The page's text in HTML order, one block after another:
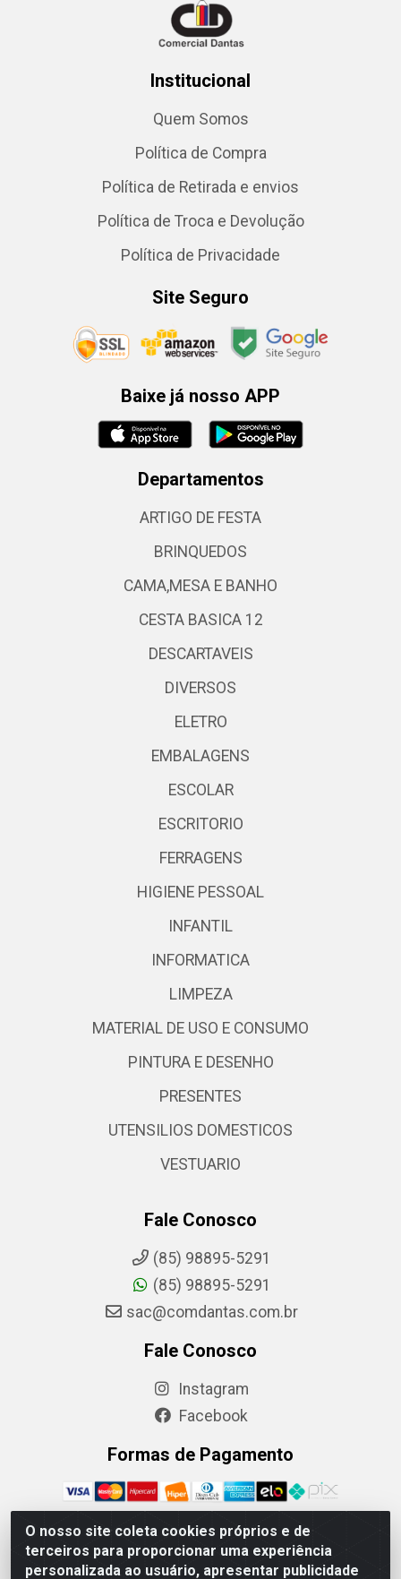
O nosso site coleta cookies próprios e de
terceiros para proporcionar uma experiência
personalizada ao usuário, apresentar publicidade
Institucional
Quem Somos
Política de Compra
Política de Retirada e envios
Política de Troca e Devolução
Política de Privacidade
Site Seguro
Baixe já nosso APP
Departamentos
ARTIGO DE FESTA
BRINQUEDOS
CAMA,MESA E BANHO
CESTA BASICA 12
DESCARTAVEIS
DIVERSOS
ELETRO
EMBALAGENS
ESCOLAR
ESCRITORIO
FERRAGENS
HIGIENE PESSOAL
INFANTIL
INFORMATICA
LIMPEZA
MATERIAL DE USO E CONSUMO
PINTURA E DESENHO
PRESENTES
UTENSILIOS DOMESTICOS
VESTUARIO
Fale Conosco
(85) 98895-5291
(85) 98895-5291
sac@comdantas.com.br
Fale Conosco
Instagram
Facebook
Formas de Pagamento
Rafael & Dantas LTDA - Rua Floriano Peixoto, 137- Centro,